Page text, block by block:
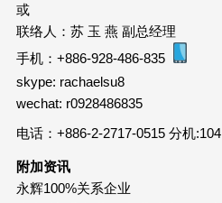
或
联络人：苏 玉 燕 副总经理
手机：+886-928-486-835
skype: rachaelsu8
wechat: r0928486835
电话：+886-2-2717-0515 分机:104
附加资讯
永辉100%关系企业